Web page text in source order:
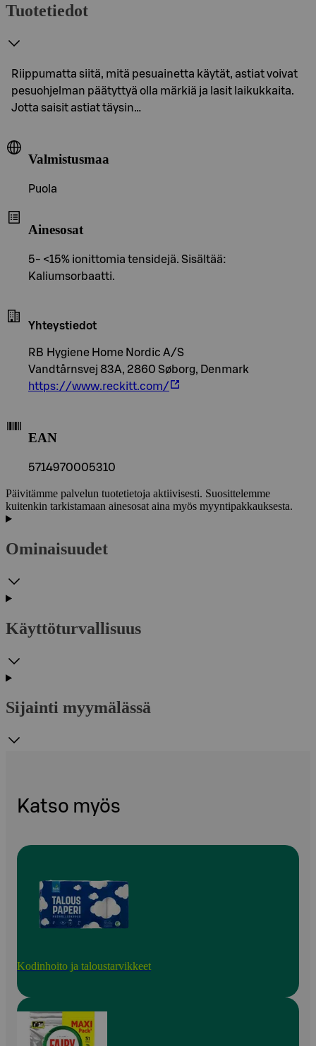
Tuotetiedot
Riippumatta siitä, mitä pesuainetta käytät, astiat voivat
pesuohjelman päätyttyä olla märkiä ja lasit laikukkaita.
Jotta saisit astiat täysin…
Valmistusmaa
Puola
Ainesosat
5- <15% ionittomia tensidejä. Sisältää:
Kaliumsorbaatti.
Yhteystiedot
RB Hygiene Home Nordic A/S
Vandtårnsvej 83A, 2860 Søborg, Denmark
https://www.reckitt.com/
EAN
5714970005310
Päivitämme palvelun tuotetietoja aktiivisesti. Suosittelemme
kuitenkin tarkistamaan ainesosat aina myös myyntipakkauksesta.
Ominaisuudet
Käyttöturvallisuus
Sijainti myymälässä
Katso myös
Kodinhoito ja taloustarvikkeet